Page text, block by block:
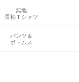
無地
長袖Ｔシャツ
パンツ＆
ボトムス